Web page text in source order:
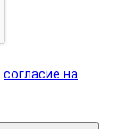
согласие на